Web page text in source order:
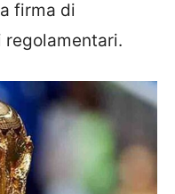
a firma di
regolamentari.